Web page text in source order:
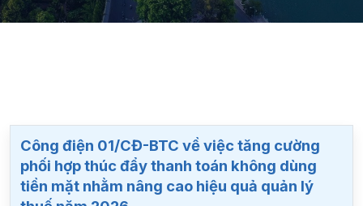
Công điện 01/CĐ-BTC về việc tăng cường
phối hợp thúc đẩy thanh toán không dùng
tiền mặt nhằm nâng cao hiệu quả quản lý